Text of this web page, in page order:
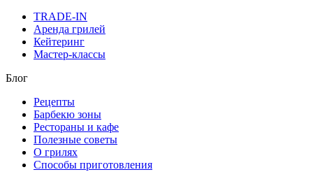
TRADE-IN
Аренда грилей
Кейтеринг
Мастер-классы
Блог
Рецепты
Барбекю зоны
Рестораны и кафе
Полезные советы
О грилях
Способы приготовления